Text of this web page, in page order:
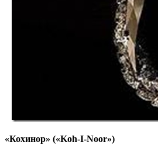
«Кохинор» («Koh-I-Noor»)